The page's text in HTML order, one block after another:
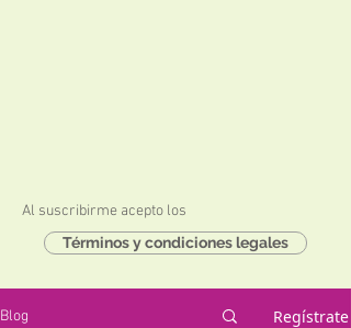
Al suscribirme acepto los
Términos y condiciones legales
Blog Regístrate